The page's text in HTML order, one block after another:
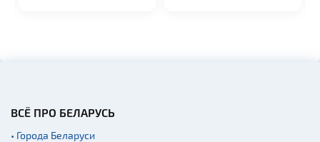
ВСЁ ПРО БЕЛАРУСЬ
• Города Беларуси